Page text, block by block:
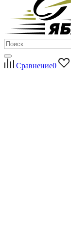
Сравнение0